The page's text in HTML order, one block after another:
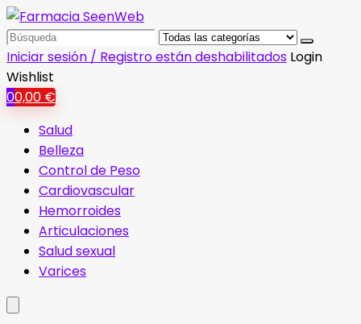
Search
for:
Iniciar sesión / Registro están deshabilitados Login
Wishlist
00,00 €
Salud
Belleza
Control de Peso
Cardiovascular
Hemorroides
Articulaciones
Salud sexual
Varices